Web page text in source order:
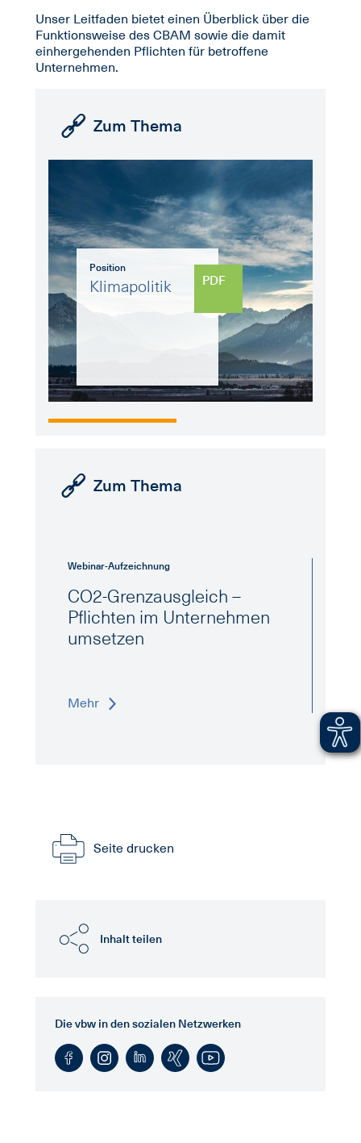
Unser Leitfaden bietet einen Überblick über die
Funktionsweise des CBAM sowie die damit
einhergehenden Pflichten für betroffene
Unternehmen.
Zum Thema
Position
Klimapolitik PDF
Zum Thema
Webinar-Aufzeichnung
CO2-Grenzausgleich –
Pflichten im Unternehmen
umsetzen
Mehr
Seite drucken
Inhalt teilen
Die vbw in den sozialen Netzwerken